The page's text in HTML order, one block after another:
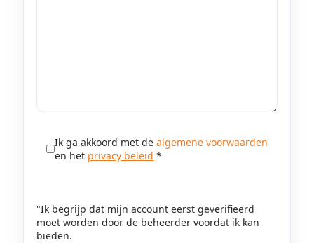
Ik ga akkoord met dealgemene voorwaarden
en het privacy beleid *
"Ik begrijp dat mijn account eerst geverifieerd
moet worden door de beheerder voordat ik kan
bieden.